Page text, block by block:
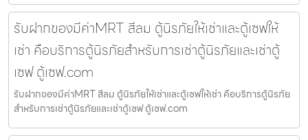
รับฝากของมีค่าMRT สีลม ตู้นิรภัยให้เช่าและตู้เซฟให้
เช่า คือบริการตู้นิรภัยสำหรับการเช่าตู้นิรภัยและเช่าตู้
เซฟ ตู้เซฟ.com
รับฝากของมีค่าMRT สีลม ตู้นิรภัยให้เช่าและตู้เซฟให้เช่า คือบริการตู้นิรภัย
สำหรับการเช่าตู้นิรภัยและเช่าตู้เซฟ ตู้เซฟ.com